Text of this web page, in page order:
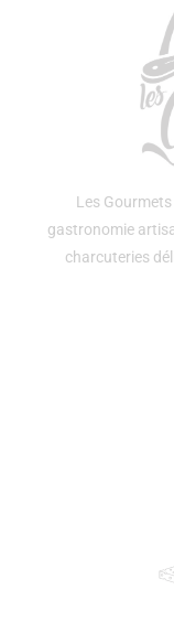
Les
gastronomie
charcuteries